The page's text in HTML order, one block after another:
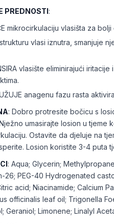
PREDNOSTI:
mikrocirkulaciju vlasišta za
vlasi iznutra, smanjuje
vlasište eliminirajući
anagenu fazu rasta
: Dobro protresite bočicu s
umasirajte losion u
Ostavite da djeluje na
Losion koristite 3-4 puta
: Aqua; Glycerin;
26; PEG-40 Hydrogenated
acid; Niacinamide; Calcium
officinalis leaf oil; Trigonella
Geraniol; Limonene; Linalyl